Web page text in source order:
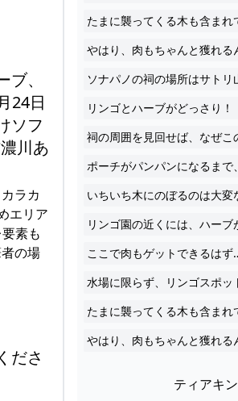
、
24日
ソフ
川あ
ラカ
エリア
素も
の場
ださ
リンゴとハーブがどっさり！
ティアキン